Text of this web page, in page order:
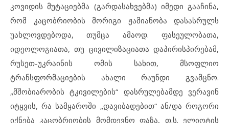
კოვიდის მუტაციებმა (გარდასახვებმა) იმედი გააჩინა,
რომ კაცობრიობის მორიგი ჟამიანობა დასასრულს
უახლოვდებოდა, თუმცა ამაოდ. ფასეულობათა,
იდეოლოგიათა, თუ ცივილიზაციათა დაპირისპირებამ,
რუსეთ-უკრაინის ომის სახით, მსოფლიო
ტრანსფორმაციების ახალი რაუნდი გვამცნო.
„მშობიარობის ტკივილების“ დასრულებამდე ვერავინ
იტყვის, რა სამყაროში „დავიბადებით“ ან/და როგორი
იქნება კაცობრიობის მომდევნო ფაზა, თ.ს. ელიოტის